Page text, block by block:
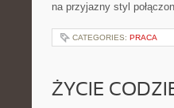
na przyjazny styl
CATEGORIES: PRACA
ŻYCIE